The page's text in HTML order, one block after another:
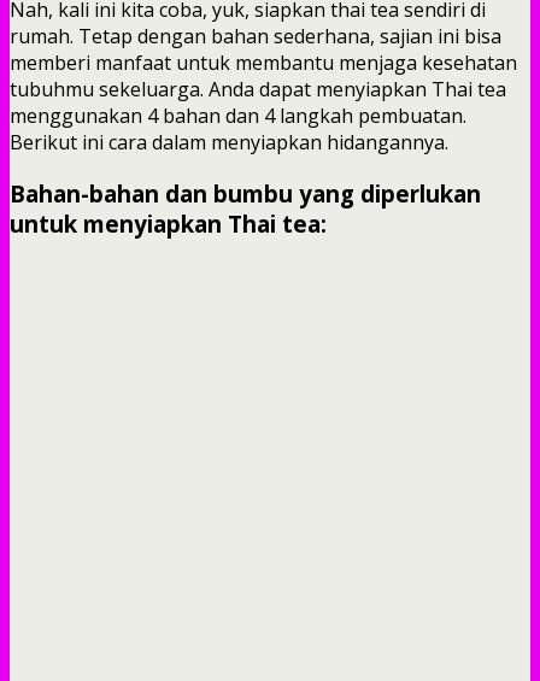
Nah, kali ini kita coba, yuk, siapkan thai tea sendiri di
rumah. Tetap dengan bahan sederhana, sajian ini bisa
memberi manfaat untuk membantu menjaga kesehatan
tubuhmu sekeluarga. Anda dapat menyiapkan Thai tea
menggunakan 4 bahan dan 4 langkah pembuatan.
Berikut ini cara dalam menyiapkan hidangannya.
Bahan-bahan dan bumbu yang diperlukan
untuk menyiapkan Thai tea: